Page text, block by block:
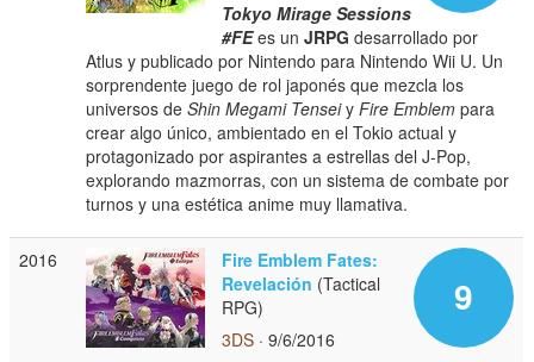
Tokyo Mirage Sessions
#FEes unJRPG desarrollado por
Atlus y publicado por Nintendo para Nintendo Wii U. Un
sorprendente juego de rol japonés que mezcla los
universos deShin Megami TenseiyFire Emblem para
crear algo único, ambientado en el Tokio actual y
protagonizado por aspirantes a estrellas del J-Pop,
explorando mazmorras, con un sistema de combate por
turnos y una estética anime muy llamativa.
2016
9
Fire Emblem Fates:
Revelación (Tactical
RPG)
3DS · 9/6/2016